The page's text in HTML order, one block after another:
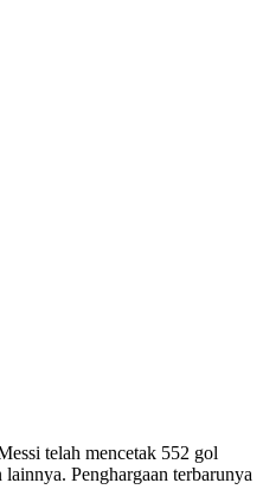
telah mencetak 552 gol
Penghargaan terbarunya